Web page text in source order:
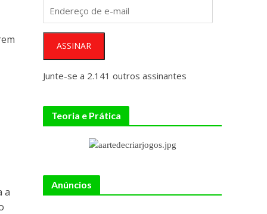
a
de
e-
mailASSINAR
Junte-se a 2.141 outros assinantes
Teoria e Prática
Anúncios